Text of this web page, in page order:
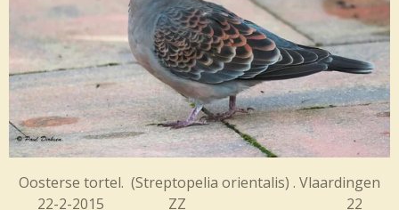
Oosterse tortel. (Streptopelia orientalis) . Vlaardingen
22-2-2015 ZZ 22